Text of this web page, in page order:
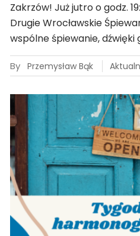
Zakrzów! Już jutro o godz.
Drugie Wrocławskie
wspólne śpiewanie, dźwięki
By Przemysław Bąk